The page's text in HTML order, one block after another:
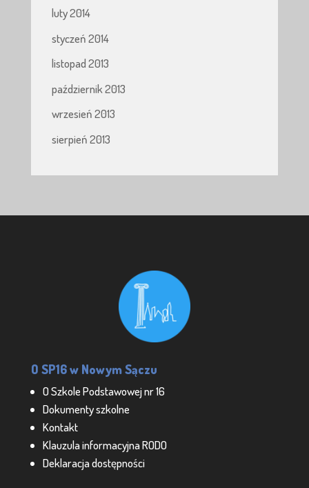
luty 2014
styczeń 2014
listopad 2013
październik 2013
wrzesień 2013
sierpień 2013
O SP16 w Nowym Sączu
O Szkole Podstawowej nr 16
Dokumenty szkolne
Kontakt
Klauzula informacyjna RODO
Deklaracja dostępności